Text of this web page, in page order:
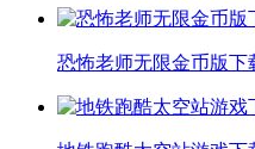
恐怖老师无限金币版下